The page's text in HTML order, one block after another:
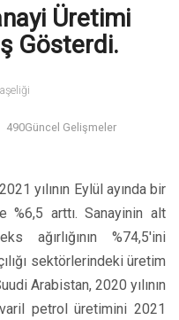
Üretimi
Gösterdi.
490Güncel Gelişmeler
yılının Eylül ayında bir
%6,5 arttı. Sanayinin alt
ağırlığının %74,5'ini
sektörlerindeki üretim
Arabistan, 2020 yılının
petrol üretimini 2021